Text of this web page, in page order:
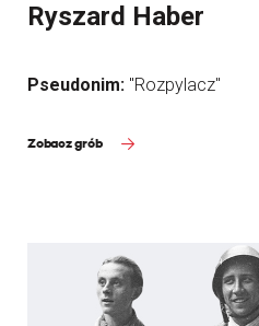
Ryszard Haber
Pseudonim: "Rozpylacz"
Zobacz grób